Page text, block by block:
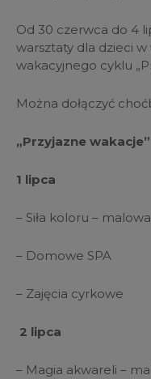
Od 30 czerwca do 4
warsztaty dla dzieci
wakacyjnego cyklu
Można dołączyć
„Przyjazne
1 lipca
– Siła koloru –
– Domowe SPA
– Zajęcia cyrkowe
2 lipca
– Magia akwareli –